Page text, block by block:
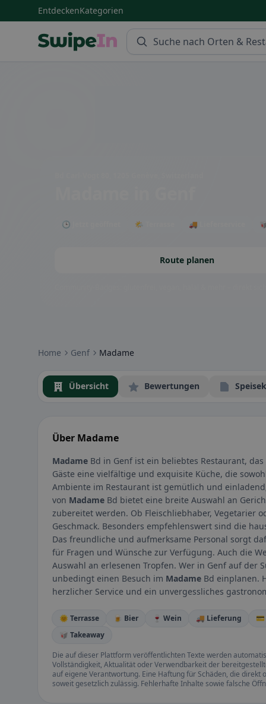
EntdeckenKategorien
🕒 Jetzt geöffnet 🌤 Terrasse 🚚 Lieferservice
Route planen
Home Genf Madame
Übersicht Bewertungen
Über Madame
Madame Bd in Genf ist ein beliebtes Restaurant,
Gäste eine vielfältige und exquisite Küche, die
Ambiente im Restaurant ist gemütlich und
von Madame Bd bietet eine breite Auswahl an
zubereitet werden. Ob Fleischliebhaber, Vegetarier
Geschmack. Besonders empfehlenswert sind die
Das freundliche und aufmerksame Personal sorgt
für Fragen und Wünsche zur Verfügung. Auch die
Auswahl an erlesenen Tropfen. Wer in Genf auf der
unbedingt einen Besuch im Madame Bd einplanen.
herzlicher Service und ein unvergessliches
🌞 Terrasse 🍺 Bier 🍷 Wein 🚚 Lieferung
🥡 Takeaway
Die auf dieser Plattform veröffentlichten Texte werden
Vollständigkeit, Aktualität oder Verwendbarkeit der
auf eigene Verantwortung. Eine Haftung für Schäden, die
soweit gesetzlich zulässig. Fehlerhafte Inhalte sowie falsche